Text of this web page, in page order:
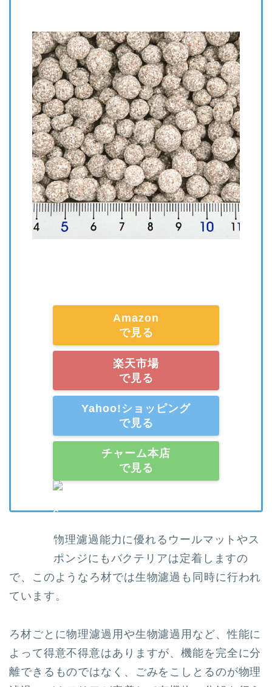
Amazon
で見る
楽天市場
で見る
Yahoo!ショッピング
で見る
チャーム本店
で見る
物理濾過能力に優れるウールマットやス
ポンジにもバクテリアは定着しますの
で、このようなろ材では生物濾過も同時に行われ
ています。
ろ材ごとに物理濾過用や生物濾過用など、性能に
よって得意不得意はありますが、機能を完全に分
離できるものではなく、ごみをこしとるのが物理